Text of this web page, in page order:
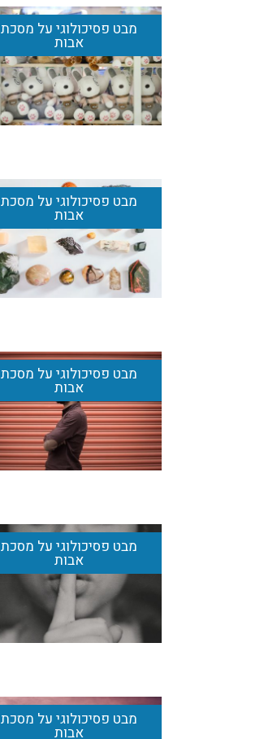
מבט פסיכולוגי על מסכת
אבות
מבט פסיכולוגי על מסכת
אבות
מבט פסיכולוגי על מסכת
אבות
מבט פסיכולוגי על מסכת
אבות
מבט פסיכולוגי על מסכת
אבות